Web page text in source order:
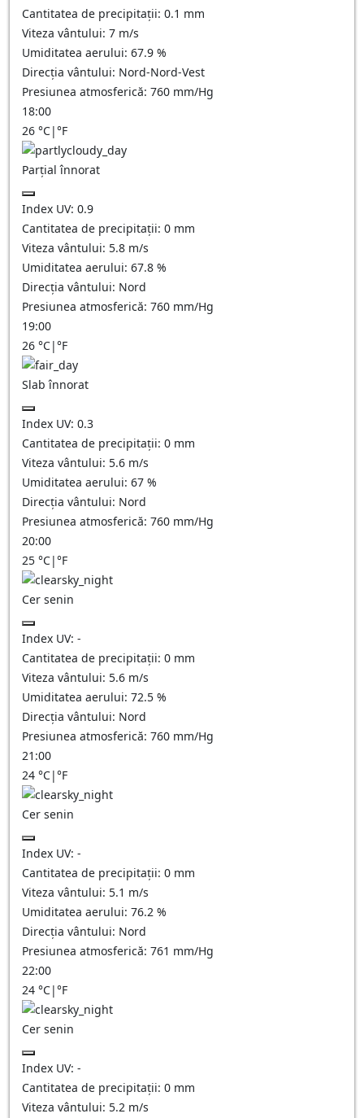
Cantitatea de precipitații: 0.1 mm
Viteza vântului: 7 m/s
Umiditatea aerului: 67.9 %
Direcția vântului: Nord-Nord-Vest
Presiunea atmosferică: 760 mm/Hg
18:00
26 °C|°F
Parțial înnorat
Index UV: 0.9
Cantitatea de precipitații: 0 mm
Viteza vântului: 5.8 m/s
Umiditatea aerului: 67.8 %
Direcția vântului: Nord
Presiunea atmosferică: 760 mm/Hg
19:00
26 °C|°F
Slab înnorat
Index UV: 0.3
Cantitatea de precipitații: 0 mm
Viteza vântului: 5.6 m/s
Umiditatea aerului: 67 %
Direcția vântului: Nord
Presiunea atmosferică: 760 mm/Hg
20:00
25 °C|°F
Cer senin
Index UV: -
Cantitatea de precipitații: 0 mm
Viteza vântului: 5.6 m/s
Umiditatea aerului: 72.5 %
Direcția vântului: Nord
Presiunea atmosferică: 760 mm/Hg
21:00
24 °C|°F
Cer senin
Index UV: -
Cantitatea de precipitații: 0 mm
Viteza vântului: 5.1 m/s
Umiditatea aerului: 76.2 %
Direcția vântului: Nord
Presiunea atmosferică: 761 mm/Hg
22:00
24 °C|°F
Cer senin
Index UV: -
Cantitatea de precipitații: 0 mm
Viteza vântului: 5.2 m/s